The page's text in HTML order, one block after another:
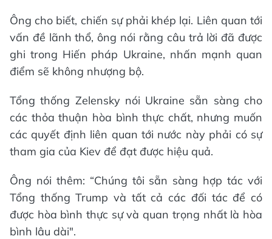
Ông cho biết, chiến sự phải khép lại. Liên quan tới
vấn đề lãnh thổ, ông nói rằng câu trả lời đã được
ghi trong Hiến pháp Ukraine, nhấn mạnh quan
điểm sẽ không nhượng bộ.
Tổng thống Zelensky nói Ukraine sẵn sàng cho
các thỏa thuận hòa bình thực chất, nhưng muốn
các quyết định liên quan tới nước này phải có sự
tham gia của Kiev để đạt được hiệu quả.
Ông nói thêm: “Chúng tôi sẵn sàng hợp tác với
Tổng thống Trump và tất cả các đối tác để có
được hòa bình thực sự và quan trọng nhất là hòa
bình lâu dài".